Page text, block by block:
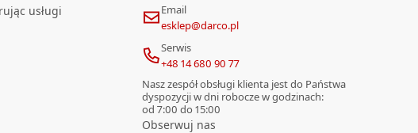
usługi
Email
esklep@darco.pl
Serwis
+48 14 680 90 77
Nasz zespół obsługi klienta jest do Państwa
dyspozycji w dni robocze w godzinach:
od 7:00 do 15:00
Obserwuj nas